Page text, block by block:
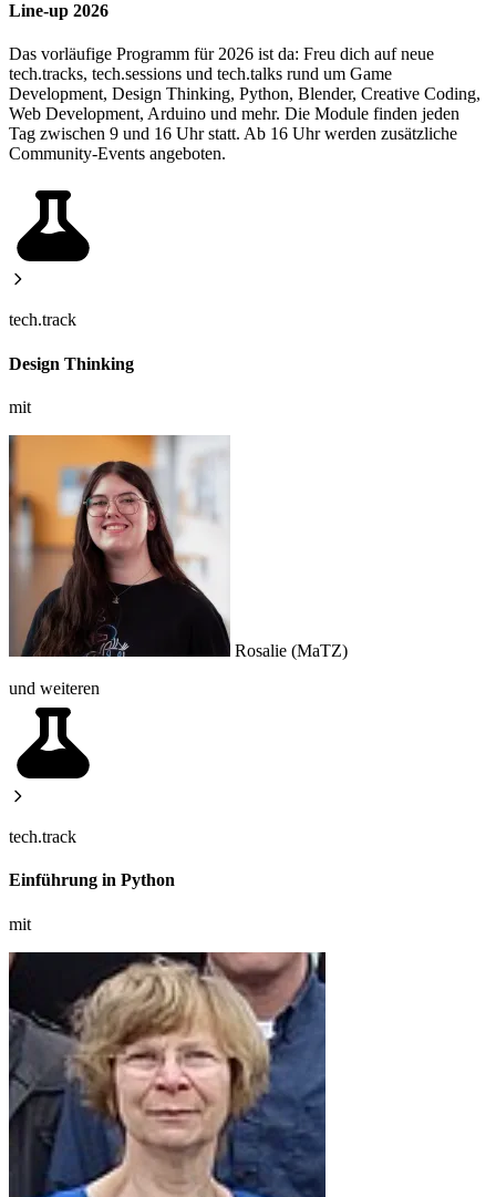
Line-up 2026
Das vorläufige Programm für 2026 ist da: Freu dich auf neue
tech.tracks, tech.sessions und tech.talks rund um Game
Development, Design Thinking, Python, Blender, Creative Coding,
Web Development, Arduino und mehr. Die Module finden jeden
Tag zwischen 9 und 16 Uhr statt. Ab 16 Uhr werden zusätzliche
Community‐Events angeboten.
tech.track
Design Thinking
mit
Rosalie (MaTZ)
und weiteren
tech.track
Einführung in Python
mit